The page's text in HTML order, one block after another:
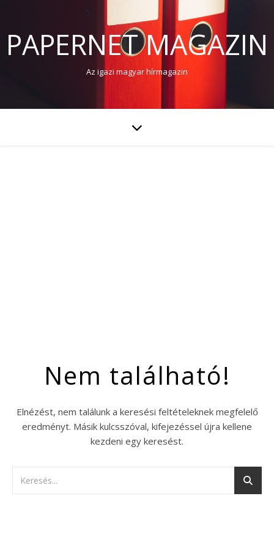
PAPERNET MAGAZIN
Az igazi magyar hírmagazin
Nem található!
Elnézést, nem találunk a keresési feltételeknek megfelelő
eredményt. Másik kulcsszóval, kifejezéssel újra kellene
kezdeni egy keresést.